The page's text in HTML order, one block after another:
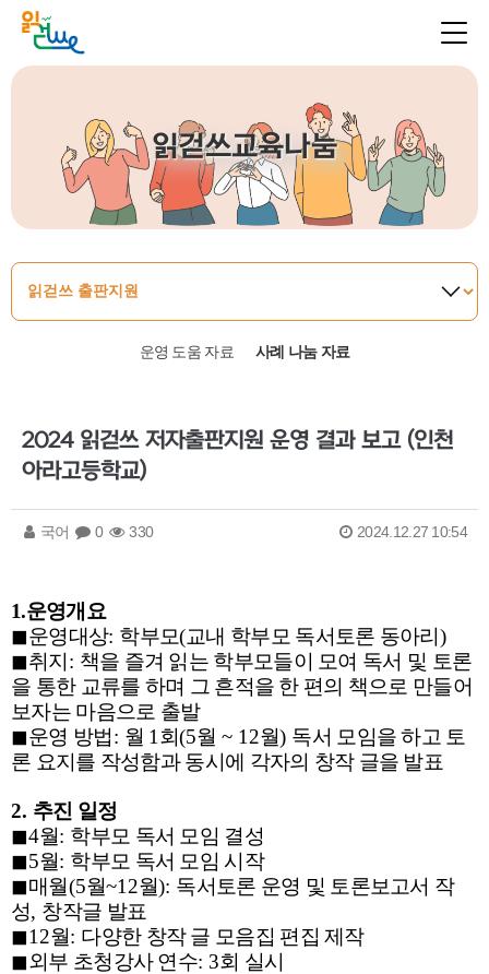
읽걷쓰교육나눔
운영 도움 자료 사례 나눔 자료
2024 읽걷쓰 저자출판지원 운영 결과 보고 (인천
아라고등학교)
국어 0 330 2024.12.27 10:54
1.운영개요
◼운영대상: 학부모(교내 학부모 독서토론 동아리 )
◼취지 : 책을 즐겨 읽는 학부모들이 모여 독서 및 토론
을 통한 교류를 하며 그 흔적을 한 편의 책으로 만들어
보자는 마음으로 출발
◼운영 방법: 월 1 회(5월~ 12월) 독서 모임을 하고 토
론 요지를 작성함과 동시에 각자의 창작 글을 발표
2. 추진 일정
◼4월: 학부모 독서 모임 결성
◼5월: 학부모 독서 모임 시작
◼매월(5월~12월): 독서토론 운영 및 토론보고서 작
성, 창작글 발표
◼12월: 다양한 창작 글 모음집 편집 제작
◼외부 초청강사 연수: 3회 실시